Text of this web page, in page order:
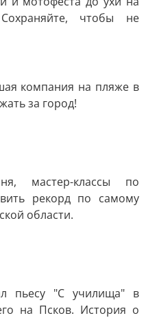
чтобы не
компания на пляже в
за город!
мастер-классы по
рекорд по самому
области.
пьесу "С училища" в
на Псков. История о